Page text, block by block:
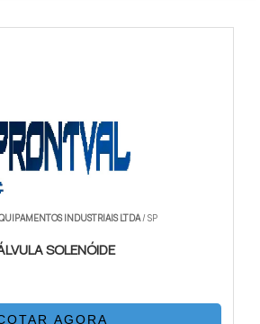
INDUSTRIAIS LTDA/ SP
SOLENÓIDE
AGORA